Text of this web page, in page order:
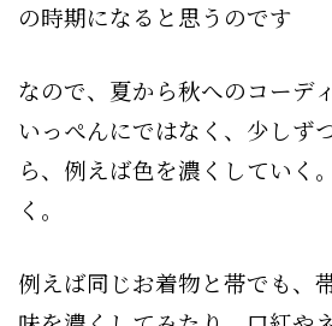
の時期になると思うのです
なので、夏から秋へのコーデ
いっぺんにではなく、少しず
ら、例えば色を濃くしていく
く。
例えば同じお着物と帯でも、